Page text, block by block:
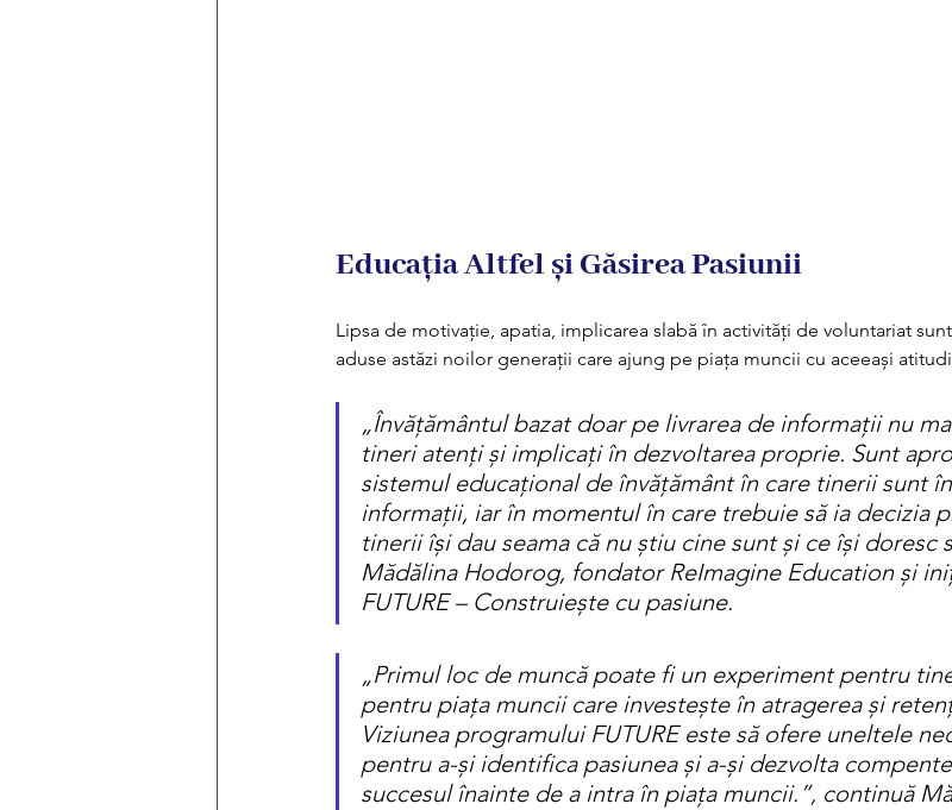
Educația Altfel și Găsirea Pasiunii
Lipsa de motivație, apatia, implicarea slabă în activități de voluntariat
aduse astăzi noilor generații care ajung pe piața muncii cu aceeași
„Învățământul bazat doar pe livrarea de informații nu
tineri atenți și implicați în dezvoltarea proprie. Sunt
sistemul educațional de învățământ în care tinerii sunt
informații, iar în momentul în care trebuie să ia decizia
tinerii își dau seama că nu știu cine sunt și ce își doresc
Mădălina Hodorog, fondator ReImagine Education și
FUTURE – Construiește cu pasiune.
„Primul loc de muncă poate fi un experiment pentru
pentru piața muncii care investește în atragerea și
Viziunea programului FUTURE este să ofere uneltele
pentru a-și identifica pasiunea și a-și dezvolta
succesul înainte de a intra în piața muncii.”, continuă